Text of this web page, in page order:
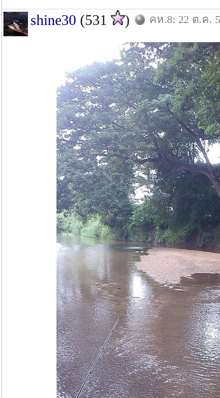
shine30 (531 ) คห.8: 22 ต.ค.